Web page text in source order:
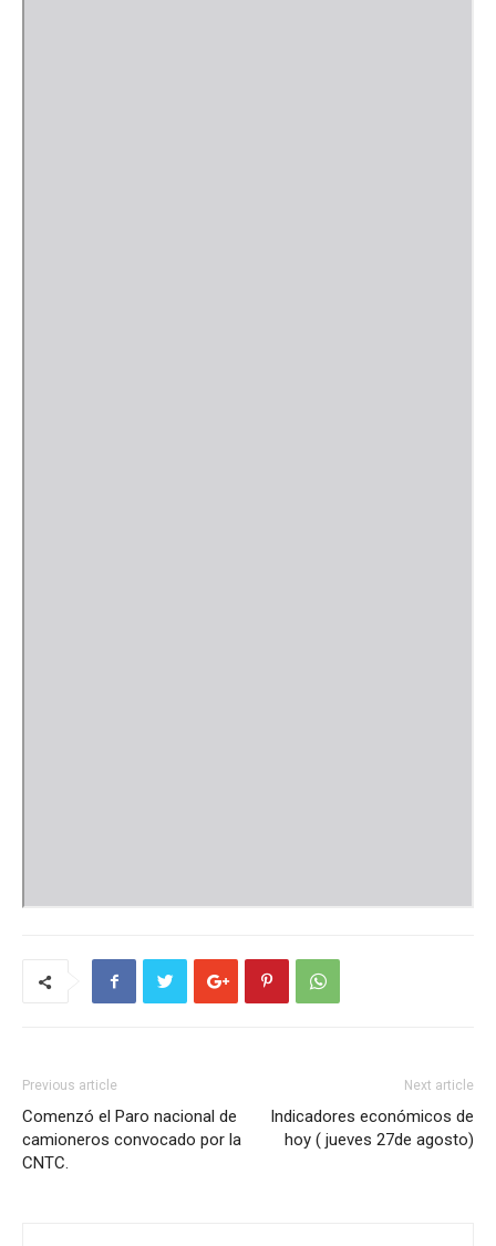
Previous article
Comenzó el Paro nacional de
camioneros convocado por la
CNTC.
Next article
Indicadores económicos de
hoy ( jueves 27de agosto)